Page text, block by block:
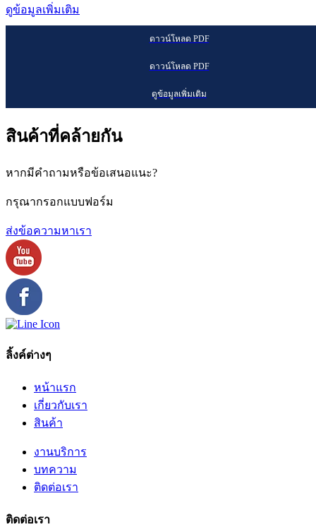
ดูข้อมูลเพิ่มเติม
ดาวน์โหลด PDF
ดาวน์โหลด PDF
ดูข้อมูลเพิ่มเติม
สินค้าที่คล้ายกัน
หากมีคำถามหรือข้อเสนอแนะ?
กรุณากรอกแบบฟอร์ม
ส่งข้อความหาเรา
ลิ้งค์ต่างๆ
หน้าแรก
เกี่ยวกับเรา
สินค้า
งานบริการ
บทความ
ติดต่อเรา
ติดต่อเรา